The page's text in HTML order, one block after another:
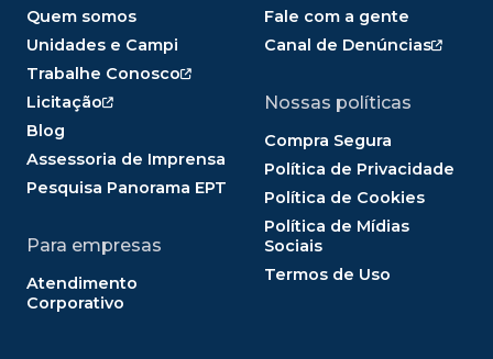
Quem somos
Unidades e Campi
Trabalhe Conosco
Licitação
Blog
Assessoria de Imprensa
Pesquisa Panorama EPT
Para empresas
Atendimento
Corporativo
Fale com a gente
Canal de Denúncias
Nossas políticas
Compra Segura
Política de Privacidade
Política de Cookies
Política de Mídias
Sociais
Termos de Uso